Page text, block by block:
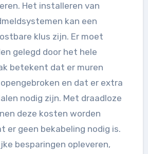
Het installeren van
kan een
klus zijn. Er moet
gelegd door het hele
betekent dat er muren
en dat er extra
nodig zijn. Met draadloze
deze kosten worden
er geen bekabeling nodig is.
besparingen opleveren,